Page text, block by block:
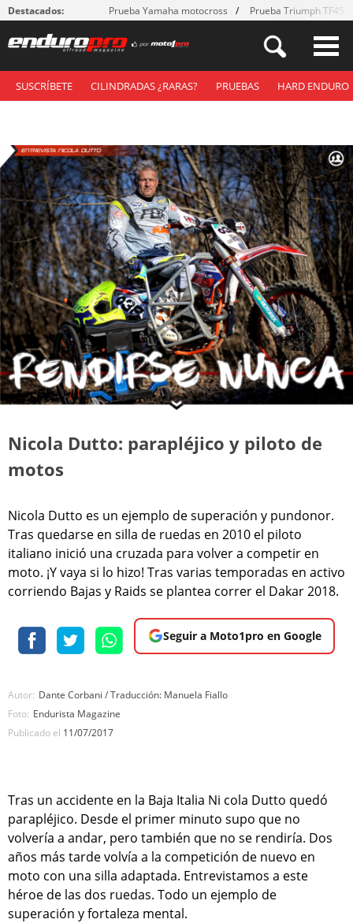
Destacados: Prueba Yamaha motocross Prueba Triumph
SUSCRÍBETE CILINDRADAS ¿RARAS? PRUEBAS HARD ENDURO
Nicola Dutto: parapléjico y piloto de
motos
Nicola Dutto es un ejemplo de superación y pundonor.
Tras quedarse en silla de ruedas en 2010 el piloto
italiano inició una cruzada para volver a competir en
moto. ¡Y vaya si lo hizo! Tras varias temporadas en activo
corriendo Bajas y Raids se plantea correr el Dakar 2018.
Seguir a Moto1pro en Google
Autor: Dante Corbani / Traducción: Manuela Fiallo
Foto: Endurista Magazine
Publicado el 11/07/2017
Tras un accidente en la Baja Italia Ni cola Dutto quedó
parapléjico. Desde el primer minuto supo que no
volvería a andar, pero también que no se rendiría. Dos
años más tarde volvía a la competición de nuevo en
moto con una silla adaptada. Entrevistamos a este
héroe de las dos ruedas. Todo un ejemplo de
superación y fortaleza mental.